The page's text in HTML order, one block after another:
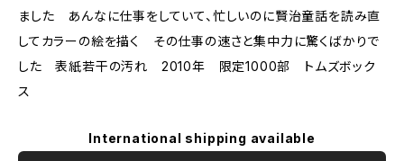
ました あんなに仕事をしていて、忙しいのに賢治童話を読み直
してカラーの絵を描く その仕事の速さと集中力に驚くばかりで
した 表紙若干の汚れ 2010年 限定1000部 トムズボック
ス
International shipping available